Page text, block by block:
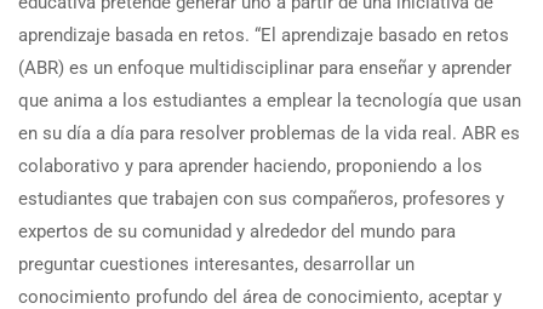
aprendizaje basada en retos. “El aprendizaje basado en retos
(ABR) es un enfoque multidisciplinar para enseñar y aprender
que anima a los estudiantes a emplear la tecnología que usan
en su día a día para resolver problemas de la vida real. ABR es
colaborativo y para aprender haciendo, proponiendo a los
estudiantes que trabajen con sus compañeros, profesores y
expertos de su comunidad y alrededor del mundo para
preguntar cuestiones interesantes, desarrollar un
conocimiento profundo del área de conocimiento, aceptar y